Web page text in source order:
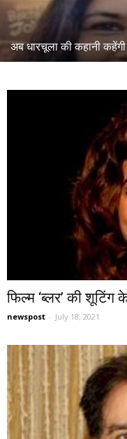
अब धारचूला की कहानी
फिल्म ‘ब्लर’ की शूटिंग
newspost - July 18, 2021